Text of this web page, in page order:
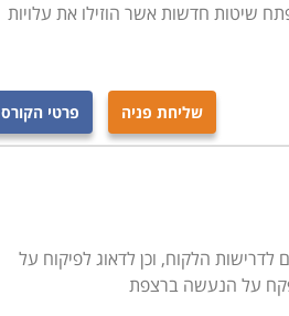
שיטות חדשות אשר הוזילו את עלויות
שליחת פניה פרטי הקורס
הלקוח, וכן לדאוג לפיקוח על
על הנעשה ברצפת